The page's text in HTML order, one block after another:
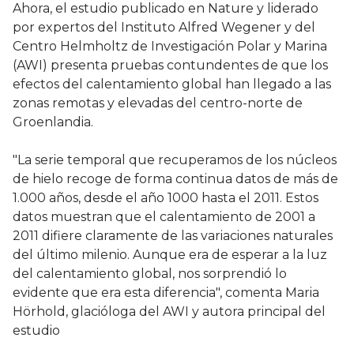
Ahora, el estudio publicado en Nature y liderado
por expertos del Instituto Alfred Wegener y del
Centro Helmholtz de Investigación Polar y Marina
(AWI) presenta pruebas contundentes de que los
efectos del calentamiento global han llegado a las
zonas remotas y elevadas del centro-norte de
Groenlandia.
"La serie temporal que recuperamos de los núcleos
de hielo recoge de forma continua datos de más de
1.000 años, desde el año 1000 hasta el 2011. Estos
datos muestran que el calentamiento de 2001 a
2011 difiere claramente de las variaciones naturales
del último milenio. Aunque era de esperar a la luz
del calentamiento global, nos sorprendió lo
evidente que era esta diferencia", comenta Maria
Hörhold, glacióloga del AWI y autora principal del
estudio